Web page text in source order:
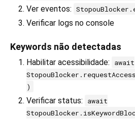
Ver eventos:
Verificar logs no console
Keywords não detectadas
Habilitar acessibilidade:
await
)
Verificar status:
await